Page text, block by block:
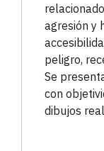
agresión y
peligro,
Se
con
dibujos